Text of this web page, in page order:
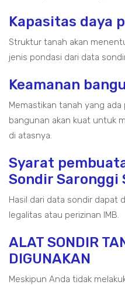
Kapasitas daya
Struktur tanah akan
jenis pondasi dari data
Keamanan
Memastikan tanah yang
bangunan akan kuat untuk
di atasnya.
Syarat
Sondir Saronggi
Hasil dari data sondir dapat
legalitas atau perizinan IMB.
ALAT SONDIR
DIGUNAKAN
Meskipun Anda tidak